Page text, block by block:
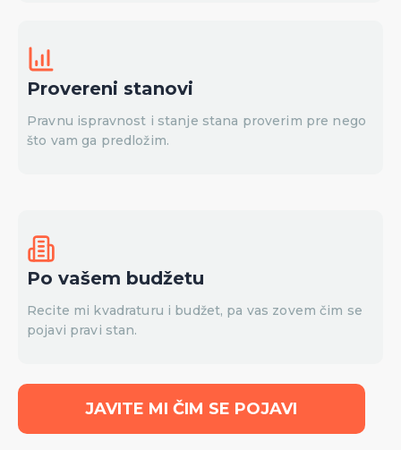
Provereni stanovi
Pravnu ispravnost i stanje stana proverim pre nego
što vam ga predložim.
Po vašem budžetu
Recite mi kvadraturu i budžet, pa vas zovem čim se
pojavi pravi stan.
JAVITE MI ČIM SE POJAVI